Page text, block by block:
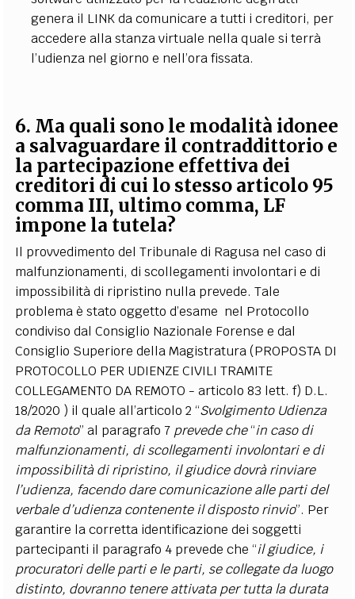
genera il LINK da comunicare a tutti i creditori, per
accedere alla stanza virtuale nella quale si terrà
l’udienza nel giorno e nell’ora fissata.
6. Ma quali sono le modalità idonee
a salvaguardare il contraddittorio e
la partecipazione effettiva dei
creditori di cui lo stesso articolo 95
comma III, ultimo comma, LF
impone la tutela?
Il provvedimento del Tribunale di Ragusa nel caso di
malfunzionamenti, di scollegamenti involontari e di
impossibilità di ripristino nulla prevede. Tale
problema è stato oggetto d’esame nel Protocollo
condiviso dal Consiglio Nazionale Forense e dal
Consiglio Superiore della Magistratura (PROPOSTA DI
PROTOCOLLO PER UDIENZE CIVILI TRAMITE
COLLEGAMENTO DA REMOTO - articolo 83 lett. f) D.L.
18/2020 ) il quale all’articolo 2 “Svolgimento Udienza
da Remoto” al paragrafo 7 prevede che“in caso di
malfunzionamenti, di scollegamenti involontari e di
impossibilità di ripristino, il giudice dovrà rinviare
l’udienza, facendo dare comunicazione alle parti del
verbale d’udienza contenente il disposto rinvio”. Per
garantire la corretta identificazione dei soggetti
partecipanti il paragrafo 4 prevede che “il giudice, i
procuratori delle parti e le parti, se collegate da luogo
distinto, dovranno tenere attivata per tutta la durata